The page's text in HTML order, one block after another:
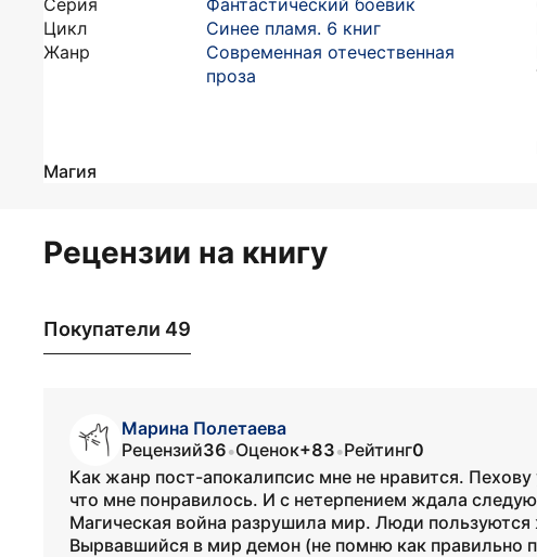
Серия
Фантастический боевик
Цикл
Синее пламя. 6 книг
Жанр
Современная отечественная
проза
Магия
Рецензии на книгу
Покупатели 49
Марина Полетаева
Рецензий36•Оценок+83•Рейтинг0
Как жанр пост-апокалипсис мне не нравится.
что мне понравилось. И с нетерпением ждала
Магическая война разрушила мир. Люди
Вырвавшийся в мир демон (не помню как правильно